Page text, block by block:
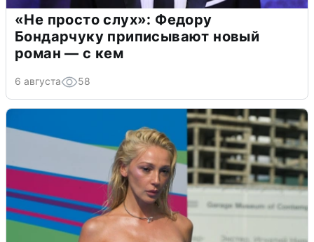
«Не просто слух»: Федору
Бондарчуку приписывают новый
роман — с кем
6 августа 58